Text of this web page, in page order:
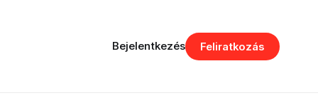
Bejelentkezés Feliratkozás